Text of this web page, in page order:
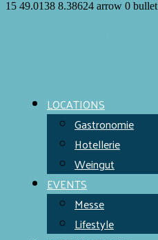
15 49.0138 8.38624 arrow 0 bullet
LOCATIONS
Gastronomie
Hotellerie
Weingut
EVENTS
Messe
Lifestyle